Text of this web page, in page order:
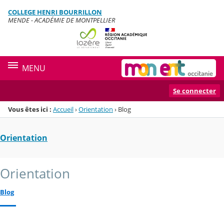
Menu de la rubrique
Contenu
COLLEGE HENRI BOURRILLON
MENDE - ACADÉMIE DE MONTPELLIER
MENU
Se connecter
Vous êtes ici : Accueil›Orientation › Blog
Orientation
Orientation
Blog